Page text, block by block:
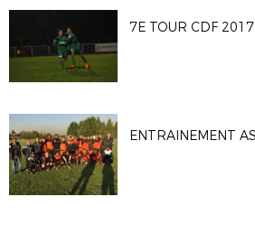
7E TOUR CDF 2017